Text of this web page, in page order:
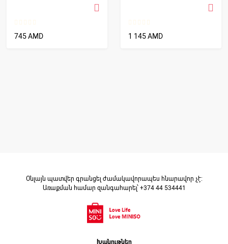
745 AMD 1 145 AMD
Օնլայն պատվեր գրանցել ժամակավորապես հնարավոր չէ։
Առաքման համար զանգահարել՝ +374 44 534441
Խանութներ